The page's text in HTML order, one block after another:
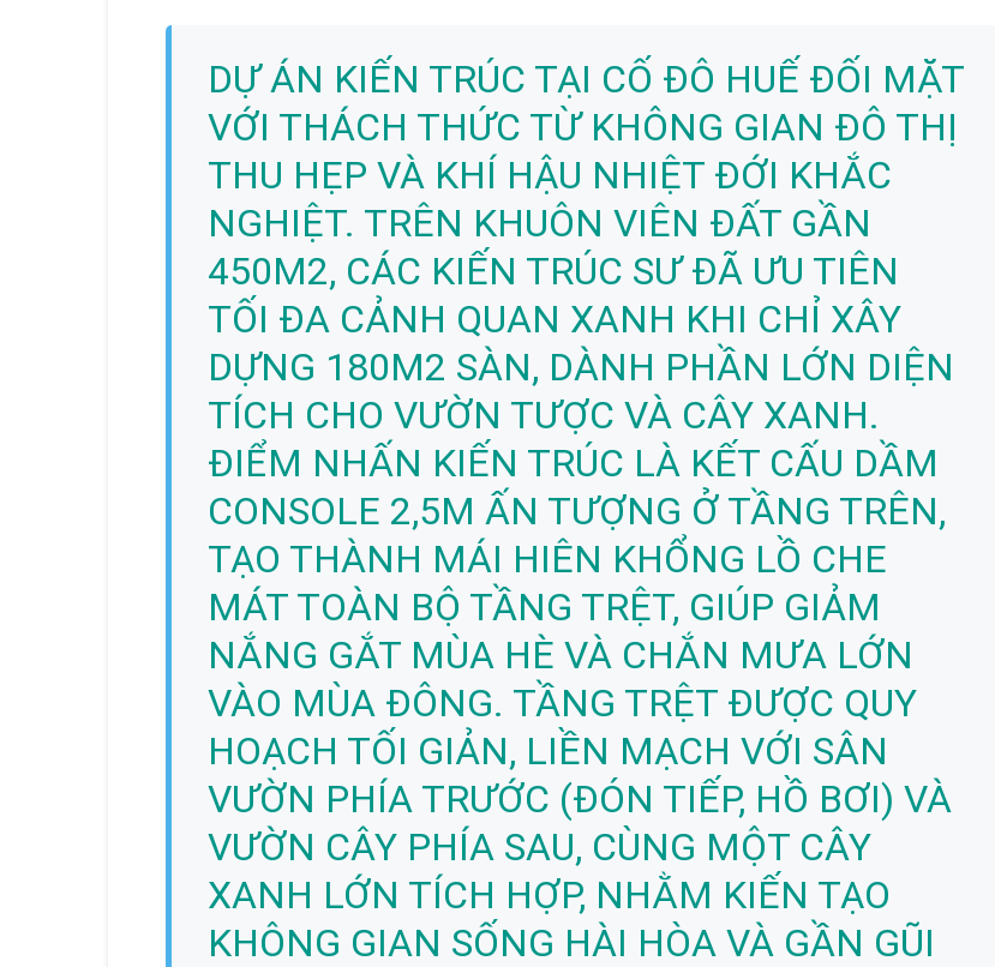
DỰ ÁN KIẾN TRÚC TẠI CỐ ĐÔ HUẾ ĐỐI MẶT
VỚI THÁCH THỨC TỪ KHÔNG GIAN ĐÔ THỊ
THU HẸP VÀ KHÍ HẬU NHIỆT ĐỚI KHẮC
NGHIỆT. TRÊN KHUÔN VIÊN ĐẤT GẦN
450M2, CÁC KIẾN TRÚC SƯ ĐÃ ƯU TIÊN
TỐI ĐA CẢNH QUAN XANH KHI CHỈ XÂY
DỰNG 180M2 SÀN, DÀNH PHẦN LỚN DIỆN
TÍCH CHO VƯỜN TƯỢC VÀ CÂY XANH.
ĐIỂM NHẤN KIẾN TRÚC LÀ KẾT CẤU DẦM
CONSOLE 2,5M ẤN TƯỢNG Ở TẦNG TRÊN,
TẠO THÀNH MÁI HIÊN KHỔNG LỒ CHE
MÁT TOÀN BỘ TẦNG TRỆT, GIÚP GIẢM
NẮNG GẮT MÙA HÈ VÀ CHẮN MƯA LỚN
VÀO MÙA ĐÔNG. TẦNG TRỆT ĐƯỢC QUY
HOẠCH TỐI GIẢN, LIỀN MẠCH VỚI SÂN
VƯỜN PHÍA TRƯỚC (ĐÓN TIẾP, HỒ BƠI) VÀ
VƯỜN CÂY PHÍA SAU, CÙNG MỘT CÂY
XANH LỚN TÍCH HỢP, NHẰM KIẾN TẠO
KHÔNG GIAN SỐNG HÀI HÒA VÀ GẦN GŨI